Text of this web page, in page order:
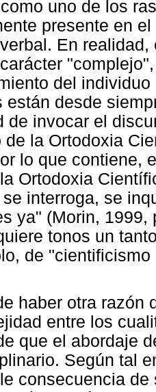
uno de los
presente en
En
del
están desde
de invocar el
de la Ortodoxia
lo que contiene,
Ortodoxia
se interroga, se
ya" (Morin,
tonos un
de
haber otra razón
entre los
que el abordaje
Según tal
consecuencia